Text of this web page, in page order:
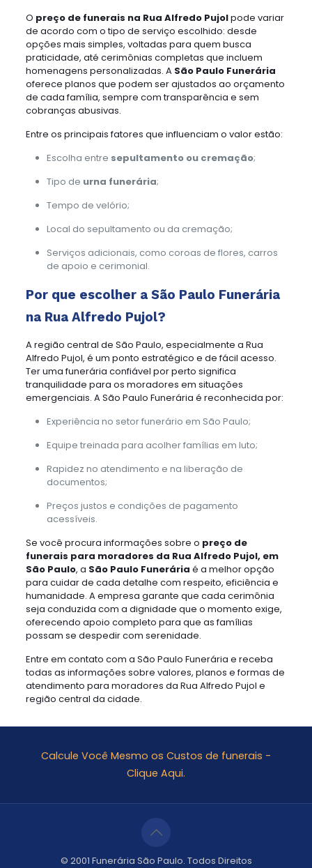
O preço de funerais na Rua Alfredo Pujolpode variar
de acordo com o tipo de serviço escolhido: desde
opções mais simples, voltadas para quem busca
praticidade, até cerimônias completas que incluem
homenagens personalizadas. A São Paulo Funerária
oferece planos que podem ser ajustados ao orçamento
de cada família, sempre com transparência e sem
cobranças abusivas.
Entre os principais fatores que influenciam o valor estão:
Escolha entre sepultamento ou cremação;
Tipo de urna funerária;
Tempo de velório;
Local do sepultamento ou da cremação;
Serviços adicionais, como coroas de flores, carros
de apoio e cerimonial.
Por que escolher a São Paulo Funerária
na Rua Alfredo Pujol?
A região central de São Paulo, especialmente a Rua
Alfredo Pujol, é um ponto estratégico e de fácil acesso.
Ter uma funerária confiável por perto significa
tranquilidade para os moradores em situações
emergenciais. A São Paulo Funerária é reconhecida por:
Experiência no setor funerário em São Paulo;
Equipe treinada para acolher famílias em luto;
Rapidez no atendimento e na liberação de
documentos;
Preços justos e condições de pagamento
acessíveis.
Se você procura informações sobre o preço de
funerais para moradores da Rua Alfredo Pujol, em
São Paulo, a São Paulo Funerária é a melhor opção
para cuidar de cada detalhe com respeito, eficiência e
humanidade. A empresa garante que cada cerimônia
seja conduzida com a dignidade que o momento exige,
oferecendo apoio completo para que as famílias
possam se despedir com serenidade.
Entre em contato com a São Paulo Funerária e receba
todas as informações sobre valores, planos e formas de
atendimento para moradores da Rua Alfredo Pujol e
região central da cidade.
Calcule Você Mesmo os Custos de funerais -
Clique Aqui.
© 2001 Funerária São Paulo. Todos Direitos